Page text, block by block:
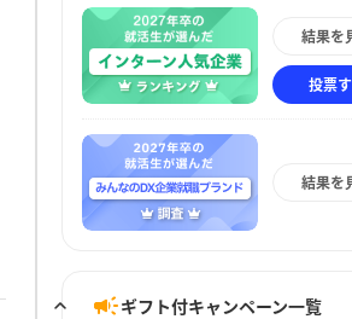
結果を
投票
結果を
ギフト付キャンペーン一覧